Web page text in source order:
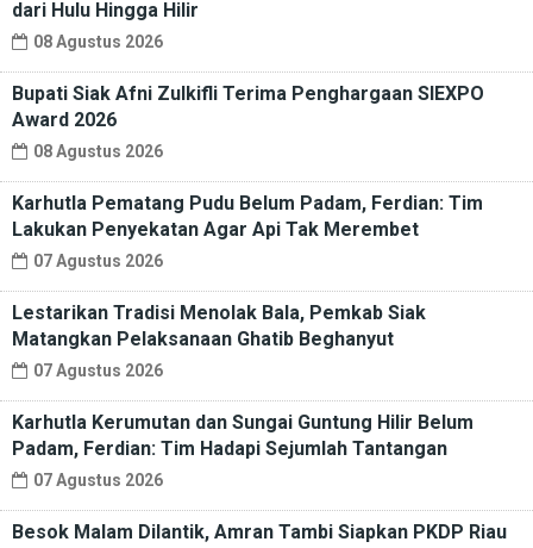
dari Hulu Hingga Hilir
08 Agustus 2026
Bupati Siak Afni Zulkifli Terima Penghargaan SIEXPO
Award 2026
08 Agustus 2026
Karhutla Pematang Pudu Belum Padam, Ferdian: Tim
Lakukan Penyekatan Agar Api Tak Merembet
07 Agustus 2026
Lestarikan Tradisi Menolak Bala, Pemkab Siak
Matangkan Pelaksanaan Ghatib Beghanyut
07 Agustus 2026
Karhutla Kerumutan dan Sungai Guntung Hilir Belum
Padam, Ferdian: Tim Hadapi Sejumlah Tantangan
07 Agustus 2026
Besok Malam Dilantik, Amran Tambi Siapkan PKDP Riau